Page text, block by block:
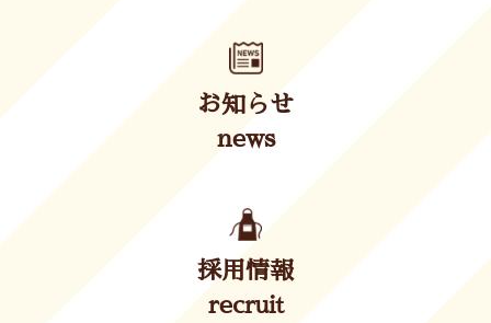
お知らせ
news
採用情報
recruit